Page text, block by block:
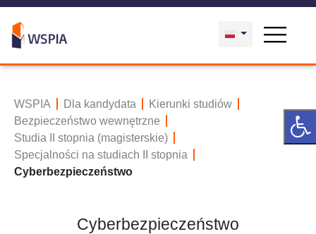
WSPIA Dla kandydata
Kierunki studiów
Bezpieczeństwo wewnętrzne
Studia II stopnia (magisterskie)
Specjalności na studiach II stopnia
Cyberbezpieczeństwo
Cyberbezpieczeństwo